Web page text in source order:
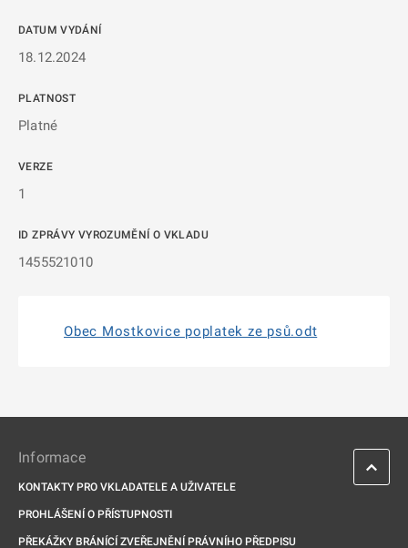
DATUM VYDÁNÍ
18.12.2024
PLATNOST
Platné
VERZE
1
ID ZPRÁVY VYROZUMĚNÍ O VKLADU
1455521010
Obec Mostkovice poplatek ze psů.odt
Informace
KONTAKTY PRO VKLADATELE A UŽIVATELE
PROHLÁŠENÍ O PŘÍSTUPNOSTI
PŘEKÁŽKY BRÁNÍCÍ ZVEŘEJNĚNÍ PRÁVNÍHO PŘEDPISU